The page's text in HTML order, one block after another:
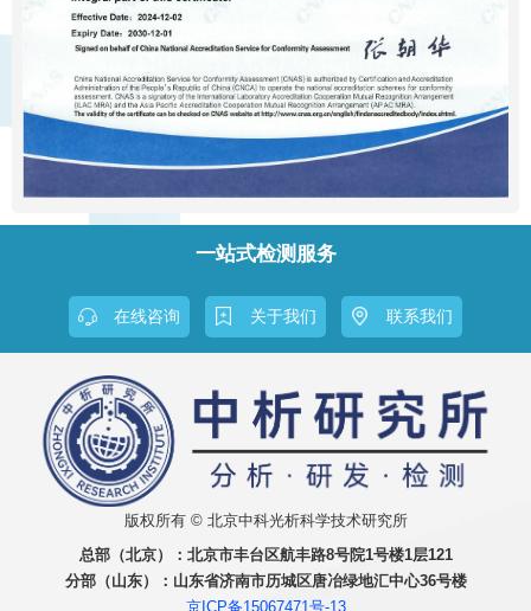
一站式检测服务
在线咨询 关于我们 联系我们
版权所有 © 北京中科光析科学技术研究所
总部（北京）： 北京市丰台区航丰路8号院1号楼1层121
分部（山东）： 山东省济南市历城区唐冶绿地汇中心36号楼
京ICP备15067471号-13